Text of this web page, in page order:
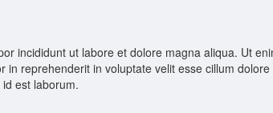
incididunt ut labore et dolore magna aliqua. Ut
reprehenderit in voluptate velit esse cillum
est laborum.